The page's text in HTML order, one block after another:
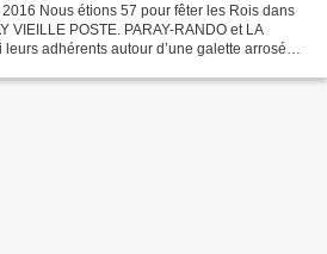
Nous étions 57 pour fêter les Rois dans
VIEILLE POSTE. PARAY-RANDO et LA
adhérents autour d’une galette arrosée